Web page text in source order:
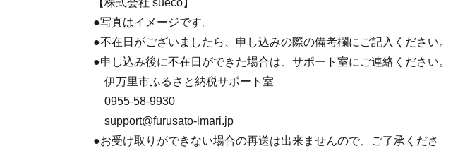
●写真はイメージです。
●不在日がございましたら、申し込みの際の備考欄にご記入ください。
●申し込み後に不在日ができた場合は、サポート室にご連絡ください。
伊万里市ふるさと納税サポート室
0955-58-9930
support@furusato-imari.jp
●お受け取りができない場合の再送は出来ませんので、ご了承くださ